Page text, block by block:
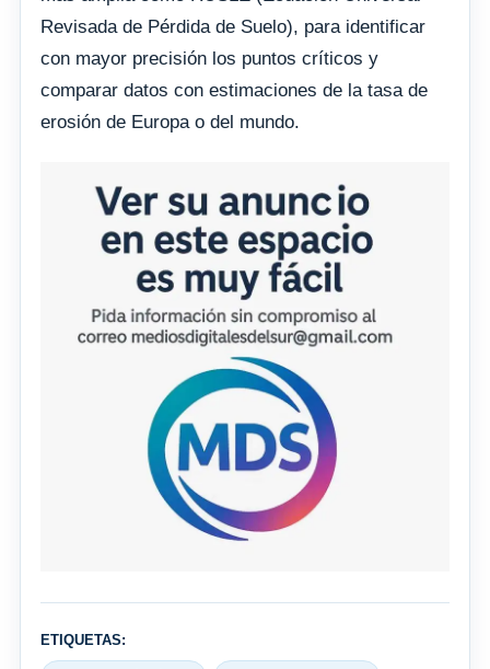
Revisada de Pérdida de Suelo), para identificar
con mayor precisión los puntos críticos y
comparar datos con estimaciones de la tasa de
erosión de Europa o del mundo.
ETIQUETAS: